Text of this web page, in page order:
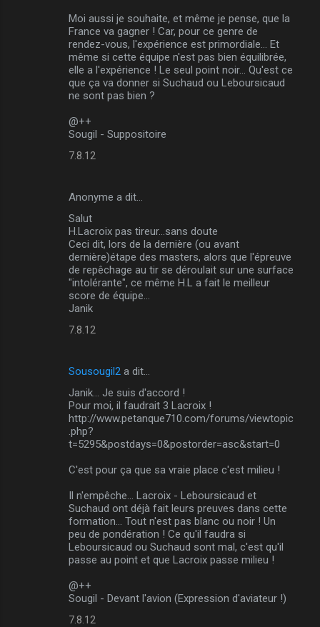
Moi aussi je souhaite, et même je pense, que la
France va gagner ! Car, pour ce genre de
rendez-vous, l'expérience est primordiale... Et
même si cette équipe n'est pas bien équilibrée,
elle a l'expérience ! Le seul point noir... Qu'est ce
que ça va donner si Suchaud ou Leboursicaud
ne sont pas bien ?
@++
Sougil - Suppositoire
7.8.12
Anonyme a dit…
Salut
H.Lacroix pas tireur...sans doute
Ceci dit, lors de la dernière (ou avant
dernière)étape des masters, alors que l'épreuve
de repêchage au tir se déroulait sur une surface
"intolérante", ce même H.L a fait le meilleur
score de équipe...
Janik
7.8.12
Sousougil2 a dit…
Janik... Je suis d'accord !
Pour moi, il faudrait 3 Lacroix !
http://www.petanque710.com/forums/viewtopic
.php?
t=5295&postdays=0&postorder=asc&start=0
C'est pour ça que sa vraie place c'est milieu !
Il n'empêche... Lacroix - Leboursicaud et
Suchaud ont déjà fait leurs preuves dans cette
formation... Tout n'est pas blanc ou noir ! Un
peu de pondération ! Ce qu'il faudra si
Leboursicaud ou Suchaud sont mal, c'est qu'il
passe au point et que Lacroix passe milieu !
@++
Sougil - Devant l'avion (Expression d'aviateur !)
7.8.12